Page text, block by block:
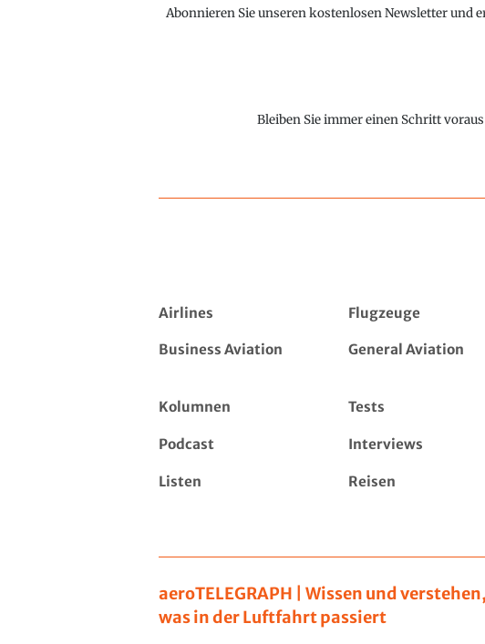
Abonnieren Sie unseren kostenlosen Newsletter und
Bleiben Sie immer einen Schritt
Airlines Flugzeuge
Business Aviation General Aviation
Kolumnen Tests
Podcast Interviews
Listen Reisen
aeroTELEGRAPH | Wissen und verstehen,
was in der Luftfahrt passiert